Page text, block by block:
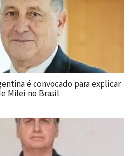
é convocado para explicar
Milei no Brasil